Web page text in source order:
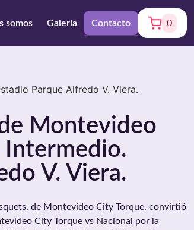
somos Galería Contacto 0
Parque Alfredo V. Viera.
Montevideo
Intermedio.
V. Viera.
de Montevideo City Torque, convirtió
City Torque vs Nacional por la